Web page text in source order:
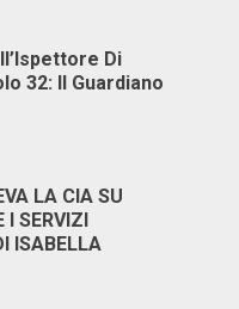
Di
32: Il Guardiano
LA CIA SU
I SERVIZI
ISABELLA